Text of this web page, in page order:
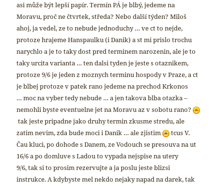
asi může být lepší papír. Termín PÁ je blbý, jedeme na
Moravu, proč ne čtvrtek, středa? Nebo další týden?Miloš
ahoj,ja vedel, ze to nebude jednoduchy … ve ct to nejde,
protoze hrajeme Hanspaulku (i Danik) a st mi prislo trochu
narychlo a je to taky dost pred terminem narozenin, ale je to
taky urcita varianta …ten dalsi tyden je jeste s otaznikem,
protoze 9/6 je jeden z moznych terminu hospody v Praze, a ct
je blbej protoze v patek rano jedeme na prechod Krkonos
…moc na vyber tedy nebude … a jen takova blba otazka –
nemohli byste eventuelne jet na Moravu az v sobotu rano?
tak jeste pripadne jako druhy termin zkusme stredu, ale
zatim nevim, zda bude moci i Danik … ale zjistim
tcusV.
Čau kluci,po dohode s Danem, ze Vodouch se presouva na ut
16/6 a po domluve s Ladou to vypada nejspise na utery
9/6,tak si to prosim rezervujte a ja poslu jeste blizsi
instrukce. Akdybyste mel nekdo nejaky napad na darek, tak